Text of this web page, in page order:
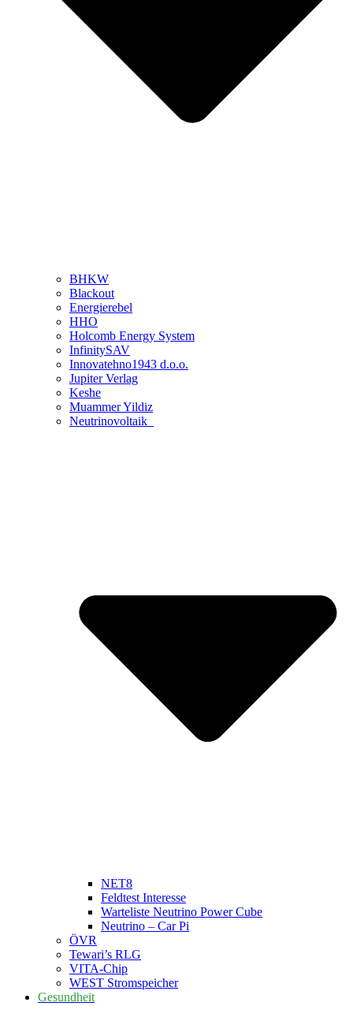
BHKW
Blackout
Energierebel
HHO
Holcomb Energy System
InfinitySAV
Innovatehno1943 d.o.o.
Jupiter Verlag
Keshe
Muammer Yildiz
Neutrinovoltaik
NET8
Feldtest Interesse
Warteliste Neutrino Power Cube
Neutrino – Car Pi
ÖVR
Tewari’s RLG
VITA-Chip
WEST Stromspeicher
Gesundheit